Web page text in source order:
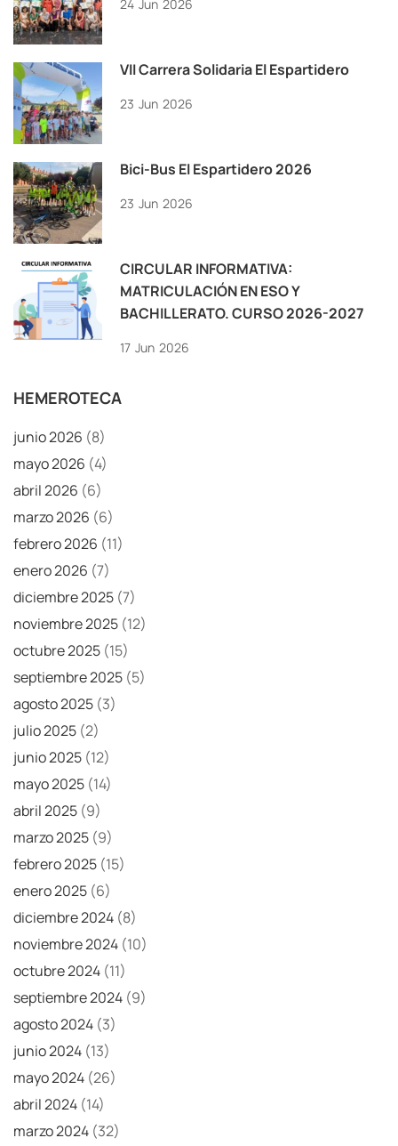
24 Jun 2026
VII Carrera Solidaria El Espartidero
23 Jun 2026
Bici-Bus El Espartidero 2026
23 Jun 2026
CIRCULAR INFORMATIVA:
MATRICULACIÓN EN ESO Y
BACHILLERATO. CURSO 2026-2027
17 Jun 2026
HEMEROTECA
junio 2026 (8)
mayo 2026 (4)
abril 2026 (6)
marzo 2026 (6)
febrero 2026 (11)
enero 2026 (7)
diciembre 2025 (7)
noviembre 2025 (12)
octubre 2025 (15)
septiembre 2025 (5)
agosto 2025 (3)
julio 2025 (2)
junio 2025 (12)
mayo 2025 (14)
abril 2025 (9)
marzo 2025 (9)
febrero 2025 (15)
enero 2025 (6)
diciembre 2024 (8)
noviembre 2024 (10)
octubre 2024 (11)
septiembre 2024 (9)
agosto 2024 (3)
junio 2024 (13)
mayo 2024 (26)
abril 2024 (14)
marzo 2024 (32)